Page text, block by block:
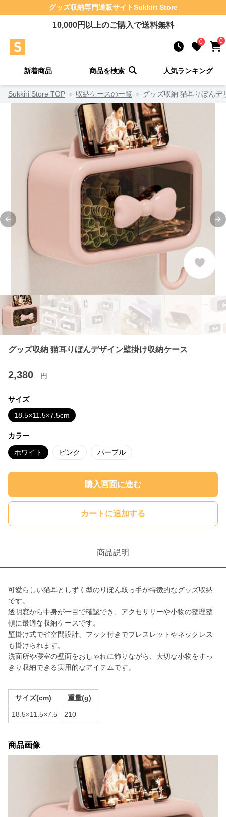
グッズ収納専門通販サイトSukkiri Store
10,000円以上のご購入で送料無料
0 0
新着商品 商品を検索 人気ランキング
Sukkiri Store TOP › 収納ケースの一覧 › グッズ収納 猫耳りぼんデ
Previous slide
グッズ収納 猫耳りぼんデザイン壁掛け収納ケース
2,380 円
サイズ
18.5×11.5×7.5cm
カラー
ホワイト ピンク パープル
購入画面に進む
カートに追加する
商品説明
可愛らしい猫耳としずく型のりぼん取っ手が特徴的なグッズ収納
です。
透明窓から中身が一目で確認でき、アクセサリーや小物の整理整
頓に最適な収納ケースです。
壁掛け式で省空間設計、フック付きでブレスレットやネックレス
も掛けられます。
洗面所や寝室の壁面をおしゃれに飾りながら、大切な小物をすっ
きり収納できる実用的なアイテムです。
サイズ(cm) 重量(g)
18.5×11.5×7.5 210
商品画像